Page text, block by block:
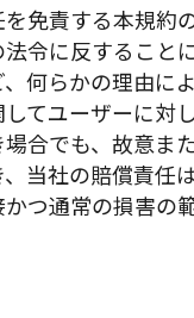
免責する本規約
令に反すること
何らかの理由に
てユーザーに対
合でも、故意ま
当社の賠償責任
つ通常の損害の